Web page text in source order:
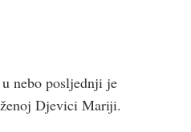
nebo posljednji je
Djevici Mariji.